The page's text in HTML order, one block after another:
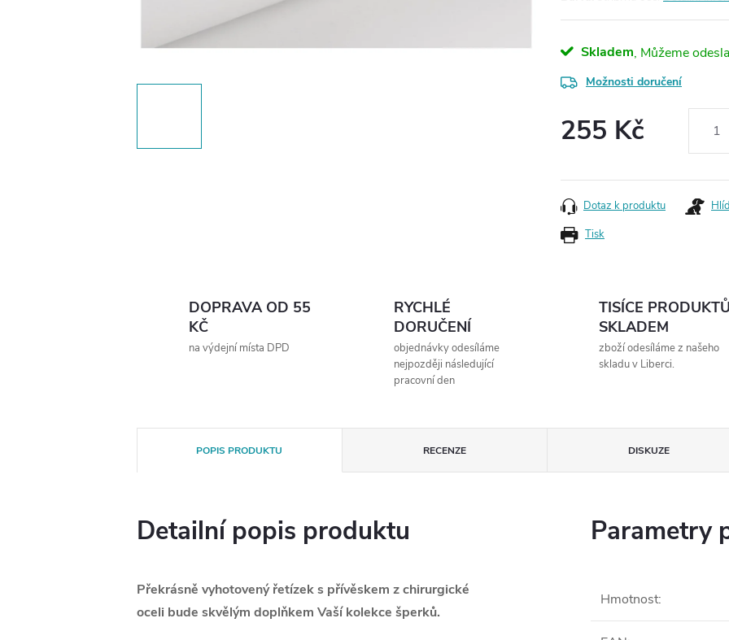
Skladem
Možnosti doručení
255 Kč
Tisk
Dotaz k produktu
DOPRAVA OD 55
KČ
na výdejní místa DPD
RYCHLÉ
DORUČENÍ
objednávky odesíláme
nejpozději následující
pracovní den
TISÍCE
SKLADEM
zboží odesíláme z našeho
skladu v Liberci.
POPIS PRODUKTU RECENZE DISKUZE
Detailní popis produktu
Překrásně vyhotovený řetízek s přívěskem z chirurgické
oceli bude skvělým doplňkem Vaší kolekce šperků.
Parametry
Hmotnost: